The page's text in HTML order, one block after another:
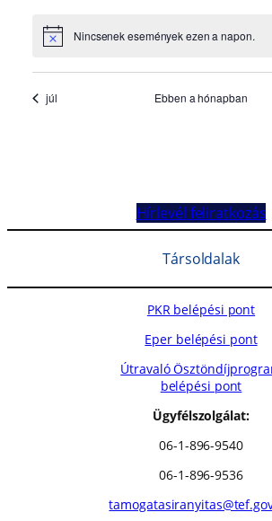
Hírlevél feliratkozás
Társoldalak
PKR belépési pont
Eper belépési pont
Útravaló
belépési pont
Ügyfélszolgálat:
06-1-896-9540
06-1-896-9536